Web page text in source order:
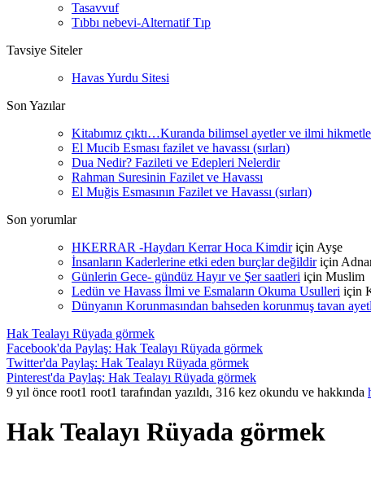
Tasavvuf
Tıbbı nebevi-Alternatif Tıp
Tavsiye Siteler
Havas Yurdu Sitesi
Son Yazılar
Kitabımız çıktı…Kuranda bilimsel ayetler ve ilmi
El Mucib Esması fazilet ve havassı (sırları)
Dua Nedir? Fazileti ve Edepleri Nelerdir
Rahman Suresinin Fazilet ve Havassı
El Muğis Esmasının Fazilet ve Havassı (sırları)
Son yorumlar
HKERRAR -Haydarı Kerrar Hoca Kimdiriçin Ayşe
İnsanların Kaderlerine etki eden burçlar değildiriçin
Günlerin Gece- gündüz Hayır ve Şer saatleri için Muslim
Ledün ve Havass İlmi ve Esmaların Okuma Usulleri için
Dünyanın Korunmasından bahseden korunmuş tavan
Hak Tealayı Rüyada görmek
Facebook'da Paylaş: Hak Tealayı Rüyada görmek
Twitter'da Paylaş: Hak Tealayı Rüyada görmek
Pinterest'da Paylaş: Hak Tealayı Rüyada görmek
9 yıl önce root1 root1 tarafından yazıldı, 316 kez okundu ve hakkında
Hak Tealayı Rüyada görmek